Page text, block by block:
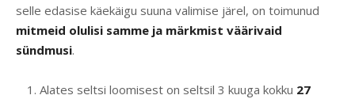
selle edasise käekäigu suuna valimise järel, on toimunud
mitmeid olulisi samme ja märkmist väärivaid
sündmusi.
Alates seltsi loomisest on seltsil 3 kuuga kokku 27